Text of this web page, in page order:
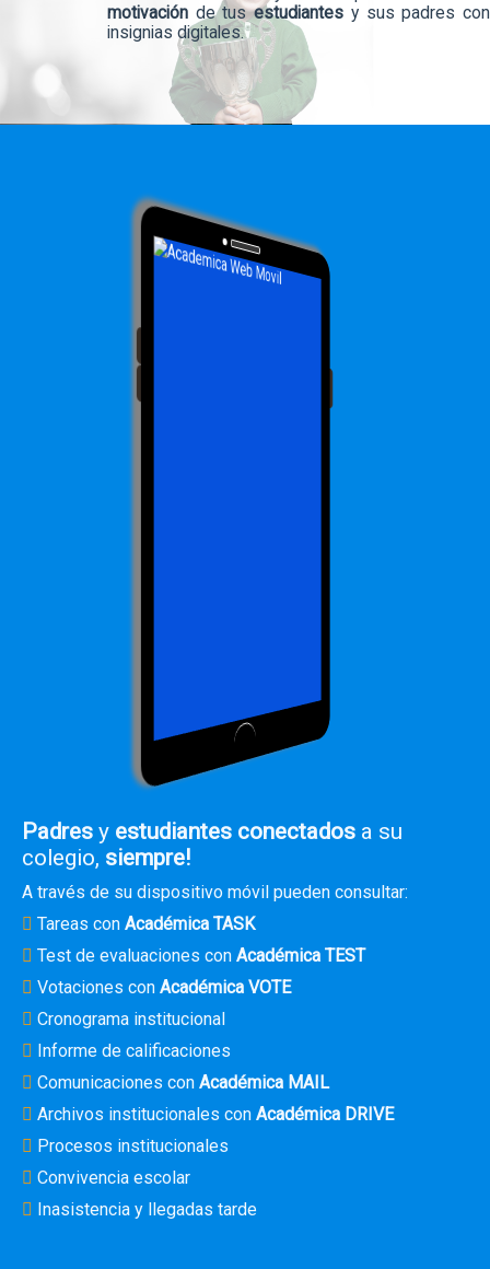
motivación de tusestudiantes y sus padres con
insignias digitales.
Padres y estudiantes conectados a su
colegio, siempre!
A través de su dispositivo móvil pueden consultar:
Tareas con Académica TASK
Test de evaluaciones con Académica TEST
Votaciones con Académica VOTE
Cronograma institucional
Informe de calificaciones
Comunicaciones con Académica MAIL
Archivos institucionales con Académica DRIVE
Procesos institucionales
Convivencia escolar
Inasistencia y llegadas tarde